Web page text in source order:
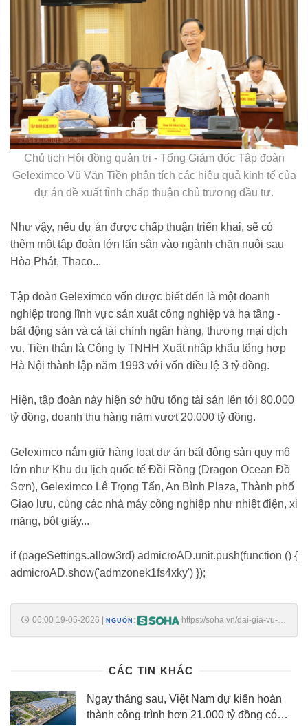
Chủ tịch Hội đồng quản trị - Tổng Giám đốc Tập đoàn
Geleximco Vũ Văn Tiền phân tích các hiệu quả kinh tế của
dự án đề xuất tỉnh chấp thuận chủ trương đầu tư.
Như vậy, nếu dự án được chấp thuận triển khai, sẽ có
thêm một tập đoàn lớn lấn sân vào ngành chăn nuôi sau
Hòa Phát, Thaco...
Tập đoàn Geleximco vốn được biết đến là một doanh
nghiệp trong lĩnh vực sản xuất công nghiệp và hạ tầng -
bất động sản và cả tài chính ngân hàng, thương mại dịch
vụ. Tiền thân là Công ty TNHH Xuất nhập khẩu tổng hợp
Hà Nội thành lập năm 1993 với vốn điều lệ 3 tỷ đồng.
Hiện, tập đoàn này hiện sở hữu tổng tài sản lên tới 80.000
tỷ đồng, doanh thu hàng năm vượt 20.000 tỷ đồng.
Geleximco nắm giữ hàng loạt dự án bất động sản quy mô
lớn như Khu du lịch quốc tế Đồi Rồng (Dragon Ocean Đồ
Sơn), Geleximco Lê Trọng Tấn, An Bình Plaza, Thành phố
Giao lưu, cùng các nhà máy công nghiệp như nhiệt điện, xi
măng, bột giấy...
if (pageSettings.allow3rd) admicroAD.unit.push(function () {
admicroAD.show('admzonek1fs4xky') });
06:00 19-05-2026 NGUỒN :
https://soha.vn/dai-gia-vu-
CÁC TIN KHÁC
Ngay tháng sau, Việt Nam dự kiến hoàn
thành công trình hơn 21.000 tỷ đồng có